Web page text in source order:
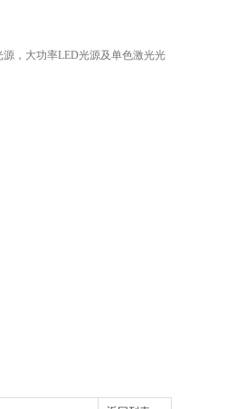
，大功率LED光源及单色激光光